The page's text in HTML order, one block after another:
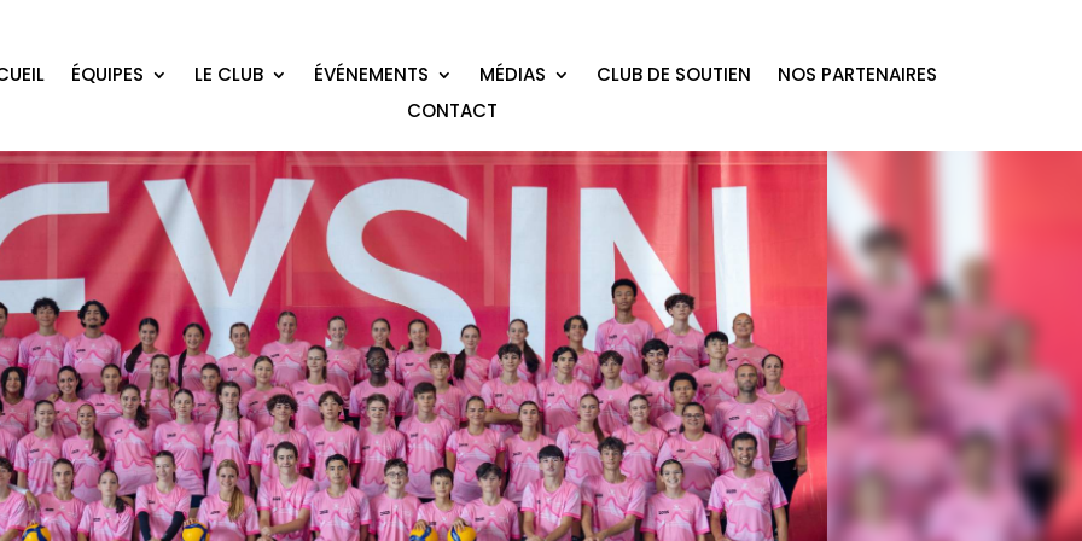
ÉQUIPES LE CLUB ÉVÉNEMENTS MÉDIAS CLUB DE SOUTIEN
NOS PARTENAIRES
CONTACT